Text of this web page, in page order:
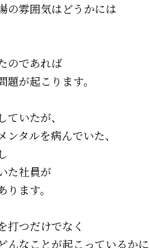
の雰囲気はどうかには
のであれば
が起こります。
いたが、
タルを病んでいた、
た社員が
ます。
打つだけでなく
んなことが起こっているかに